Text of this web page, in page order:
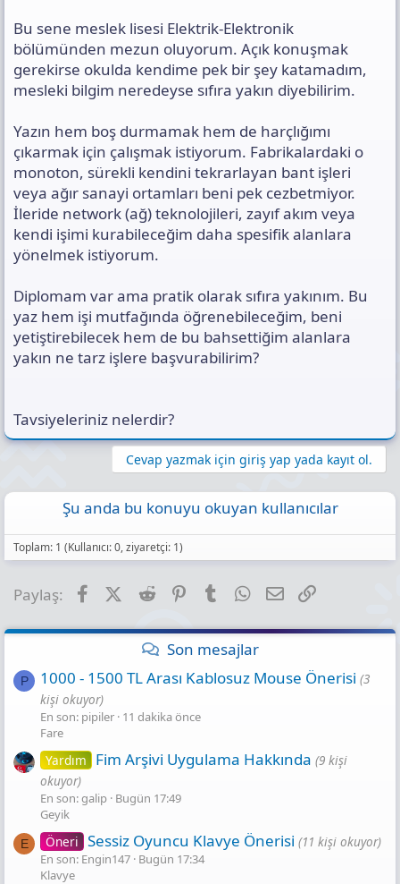
n
ı
K
o
p
y
a
Bu sene meslek lisesi Elektrik-Elektronik
bölümünden mezun oluyorum. Açık konuşmak
gerekirse okulda kendime pek bir şey katamadım,
mesleki bilgim neredeyse sıfıra yakın diyebilirim.
Yazın hem boş durmamak hem de harçlığımı
çıkarmak için çalışmak istiyorum. Fabrikalardaki o
monoton, sürekli kendini tekrarlayan bant işleri
veya ağır sanayi ortamları beni pek cezbetmiyor.
İleride network (ağ) teknolojileri, zayıf akım veya
kendi işimi kurabileceğim daha spesifik alanlara
yönelmek istiyorum.
Diplomam var ama pratik olarak sıfıra yakınım. Bu
yaz hem işi mutfağında öğrenebileceğim, beni
yetiştirebilecek hem de bu bahsettiğim alanlara
yakın ne tarz işlere başvurabilirim?
Tavsiyeleriniz nelerdir?
Cevap yazmak için giriş yap yada kayıt ol.
Şu anda bu konuyu okuyan kullanıcılar
Toplam: 1 (Kullanıcı: 0, ziyaretçi: 1)
Paylaş: FacebookX (Twitter)
Reddit PinterestTumblr WhatsApp
E-posta
Son mesajlar
P 1000 - 1500 TL Arası Kablosuz Mouse Önerisi (3
kişi okuyor)
En son: pipiler 11 dakika önce
Fare
Yardım Fim Arşivi Uygulama Hakkında (9 kişi
okuyor)
En son: galip Bugün 17:49
Geyik
E Öneri Sessiz Oyuncu Klavye Önerisi (11 kişi okuyor)
En son: Engin147 Bugün 17:34
Klavye